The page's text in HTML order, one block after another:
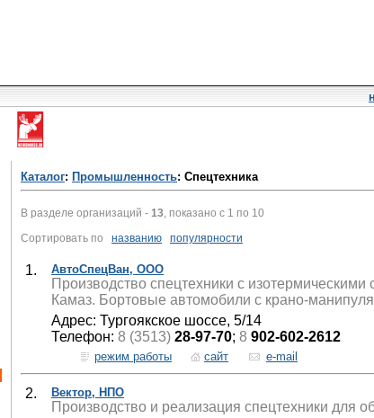
Каталог: Промышленность: Спецтехника
В разделе организаций - 13 , показано с 1 по 10
Сортировать по названию популярности
1. АвтоСпецВан, ООО
Производство спецтехники с
Камаз. Бортовые автомобили с крано-
Адрес: Тургоякское шоссе, 5/14
Телефон: 8 (3513) 28-97-70; 8 902-602-2612
режим работы сайт e-mail
2. Вектор, НПО
Производство и реализация спецтехники для